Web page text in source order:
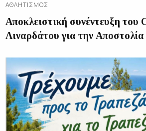
ΑΘΛΗΤΙΣΜΌΣ
Αποκλειστική συνέντευξη του
Λιναρδάτου για την